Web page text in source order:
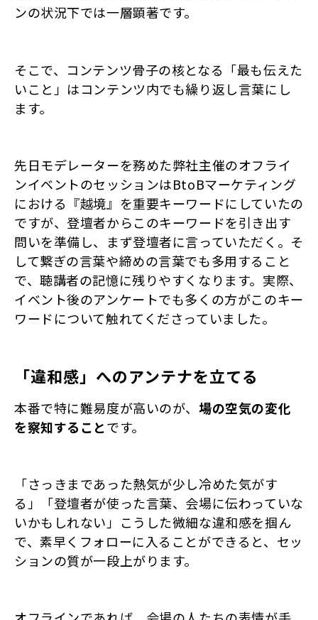
ンの状況下では一層顕著です。
そこで、コンテンツ骨子の核となる「最も伝えた
いこと」はコンテンツ内でも繰り返し言葉にし
ます。
先日モデレーターを務めた弊社主催のオフライ
ンイベントのセッションはBtoBマーケティング
における『越境』を重要キーワードにしていたの
ですが、登壇者からこのキーワードを引き出す
問いを準備し、まず登壇者に言っていただく。そ
して繋ぎの言葉や締めの言葉でも多用すること
で、聴講者の記憶に残りやすくなります。実際、
イベント後のアンケートでも多くの方がこのキー
ワードについて触れてくださっていました。
「違和感」へのアンテナを立てる
本番で特に難易度が高いのが、場の空気の変化
を察知することです。
「さっきまであった熱気が少し冷めた気がす
る」「登壇者が使った言葉、会場に伝わっていな
いかもしれない」こうした微細な違和感を掴ん
で、素早くフォローに入ることができると、セッ
ションの質が一段上がります。